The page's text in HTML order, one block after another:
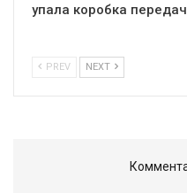
упала коробка передач
PREV NEXT